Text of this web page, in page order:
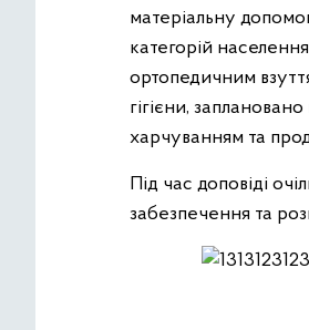
матеріальну
категорій
ортопедичним
гігієни,
харчуванням та
Під час доповіді
забезпечення та